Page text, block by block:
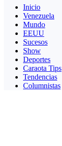
Inicio
Venezuela
Mundo
EEUU
Sucesos
Show
Deportes
Caraota Tips
Tendencias
Columnistas